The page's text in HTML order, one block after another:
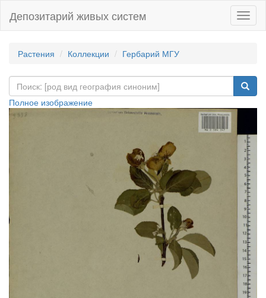
Депозитарий живых систем
Растения Коллекции Гербарий МГУ
Полное изображение